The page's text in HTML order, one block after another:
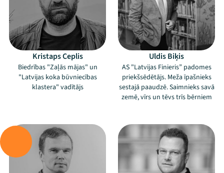
Kristaps Ceplis
Biedrības "Zaļās mājas" un
"Latvijas koka būvniecības
klastera" vadītājs
Uldis Biķis
AS "Latvijas Finieris” padomes
priekšsēdētājs. Meža īpašnieks
sestajā paaudzē. Saimnieks savā
zemē, vīrs un tēvs trīs bērniem